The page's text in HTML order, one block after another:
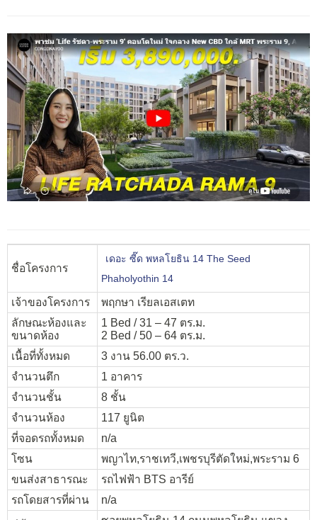
ชื่อโครงการ
เดอะ ซี๊ด พหลโยธิน 14 The Seed
Phaholyothin 14
เจ้าของโครงการ
พฤกษา เรียลเอสเตท
ลักษณะห้องและ
ขนาดห้อง
1 Bed / 31 – 47 ตร.ม.
2 Bed / 50 – 64 ตร.ม.
เนื้อที่ทั้งหมด
3 งาน 56.00 ตร.ว.
จำนวนตึก
1 อาคาร
จำนวนชั้น
8 ชั้น
จำนวนห้อง
117 ยูนิต
ที่จอดรถทั้งหมด
n/a
โซน
พญาไท,ราชเทวี,เพชรบุรีตัดใหม่,พระราม 6
ขนส่งสาธารณะ
รถไฟฟ้า BTS อารีย์
รถโดยสารที่ผ่าน
n/a